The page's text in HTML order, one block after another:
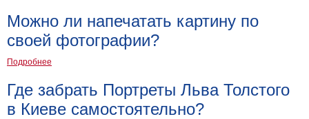
Рамы
для
Печать
на
Можно ли напечатать картину по
своей фотографии?
Подробнее
Где забрать Портреты Льва Толстого
в Киеве самостоятельно?